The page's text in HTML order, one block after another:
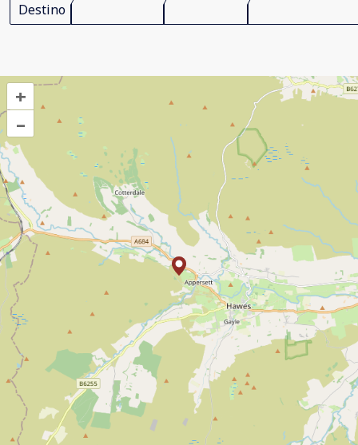
Destino
+
–